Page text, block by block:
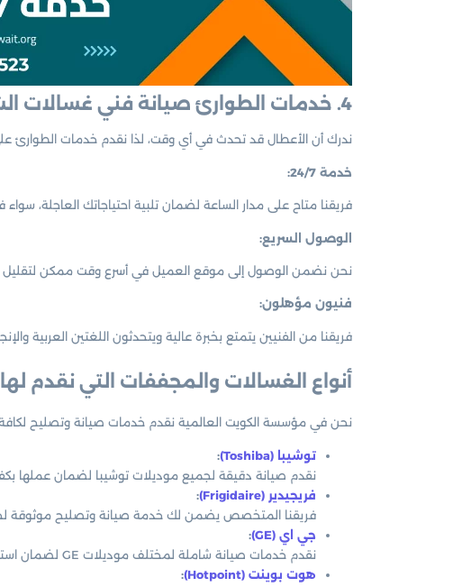
4. خدمات الطوارئ صيانة فني غسالات الشعب الكويت: متوفرة على مدار الساعة
ندرك أن الأعطال قد تحدث في أي وقت، لذا نقدم خدمات الطوارئ
خدمة 24/7:
فريقنا متاح على مدار الساعة لضمان تلبية احتياجاتك العاجلة، سواء
الوصول السريع:
نحن نضمن الوصول إلى موقع العميل في أسرع وقت ممكن لتقليل
فنيون مؤهلون:
فريقنا من الفنيين يتمتع بخبرة عالية ويتحدثون اللغتين العربية
أنواع الغسالات والمجففات التي نقدم
نحن في مؤسسة الكويت العالمية نقدم خدمات صيانة وتصليح لكافة
توشيبا (Toshiba)
:
نقدم صيانة دقيقة لجميع موديلات توشيبا لضمان عملها
فريجيدير (Frigidaire)
:
فريقنا المتخصص يضمن لك خدمة صيانة وتصليح موثوقة
جي اي (GE)
:
نقدم خدمات صيانة شاملة لمختلف موديلات GE لضمان استمرارية عملها دون أعطال.
هوت بوينت (Hotpoint)
: